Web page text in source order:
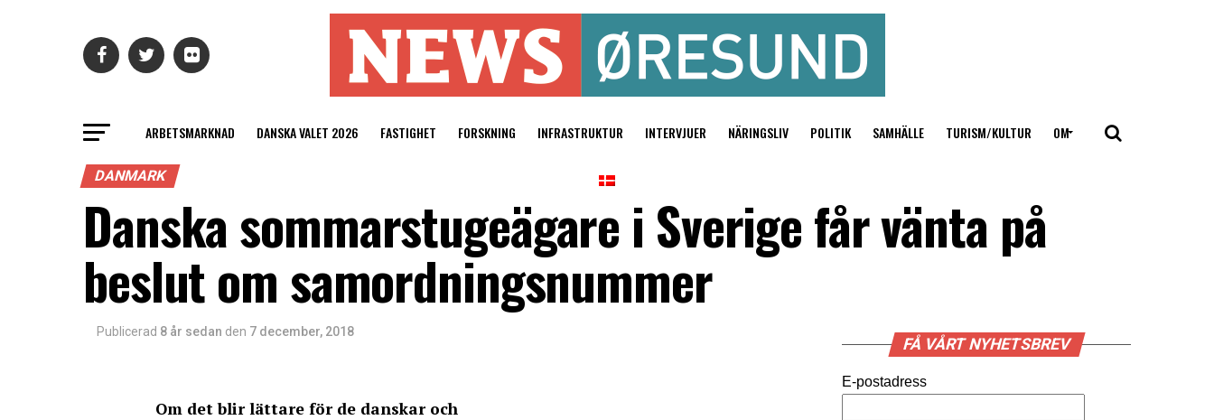
ARBETSMARKNAD DANSKA VALET 2026 FASTIGHET FORSKNING INFRASTRUKTUR INTERVJUER NÄRINGSLIV POLITIK SAMHÄLLE TURISM/KULTUR OM
DANMARK
Danska sommarstugeägare i Sverige får vänta på
beslut om samordningsnummer
Publicerad 8 år sedan den 7 december, 2018
Om det blir lättare för de danskar och
FÅ VÅRT NYHETSBREV
E-postadress